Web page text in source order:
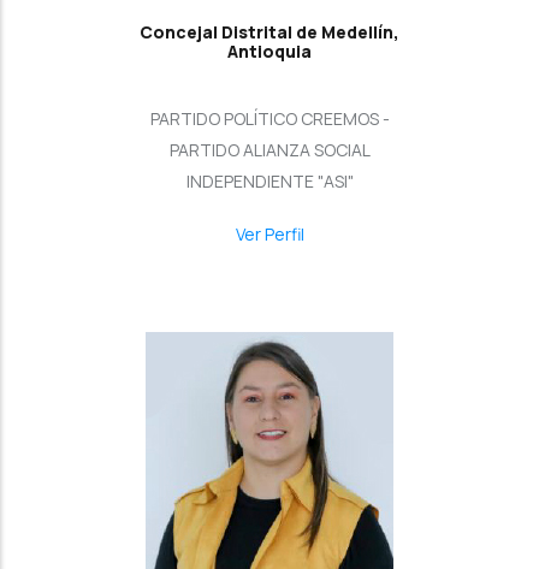
Concejal Distrital de Medellín,
Antioquia
PARTIDO POLÍTICO CREEMOS -
PARTIDO ALIANZA SOCIAL
INDEPENDIENTE "ASI"
Ver Perfil